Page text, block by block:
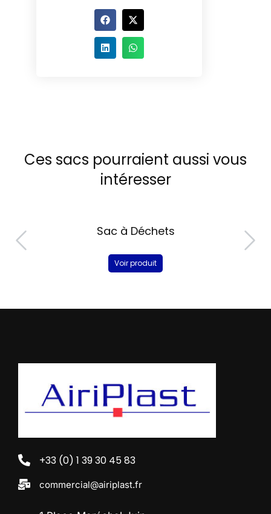
Ces sacs pourraient aussi vous
intéresser
Sac à Déchets
Voir produit
+33 (0) 1 39 30 45 83
commercial@airiplast.fr